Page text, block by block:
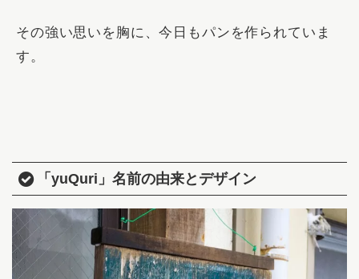
その強い思いを胸に、今日もパンを作られていま
す。
「yuQuri」名前の由来とデザイン